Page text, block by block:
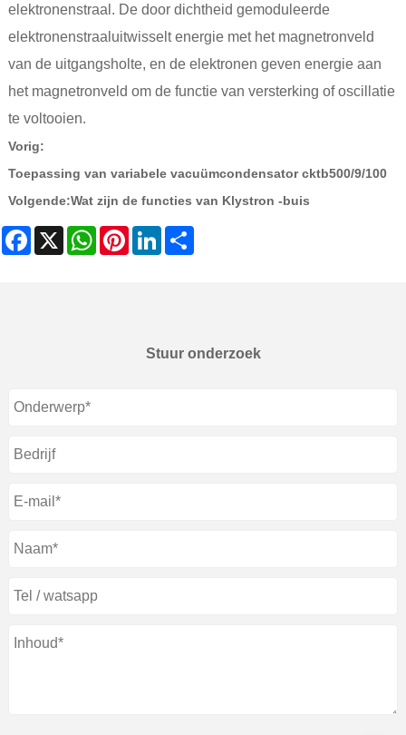
elektronenstraal. De door dichtheid gemoduleerde
elektronenstraaluitwisselt energie met het magnetronveld
van de uitgangsholte, en de elektronen geven energie aan
het magnetronveld om de functie van versterking of oscillatie
te voltooien.
Vorig:
Toepassing van variabele vacuümcondensator cktb500/9/100
Volgende:Wat zijn de functies van Klystron -buis
Facebook
X WhatsAppPinterestLinkedIn
Stuur onderzoek